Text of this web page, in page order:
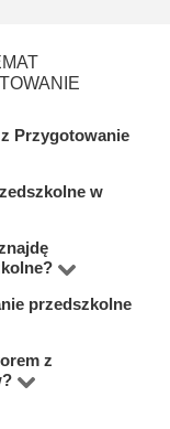
Przygotowanie
w
uwagę na
z opcją
w
korepetytora i
cena w
zł/h.
w niemal
Możesz też
elastyczności.
przedszkolne
nauczycieli,
Średnia
z